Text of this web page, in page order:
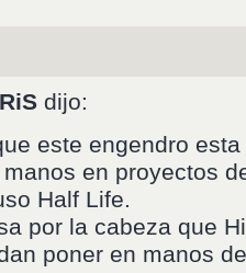
dijo:
este engendro
en proyectos
Half Life.
por la cabeza que
poner en manos